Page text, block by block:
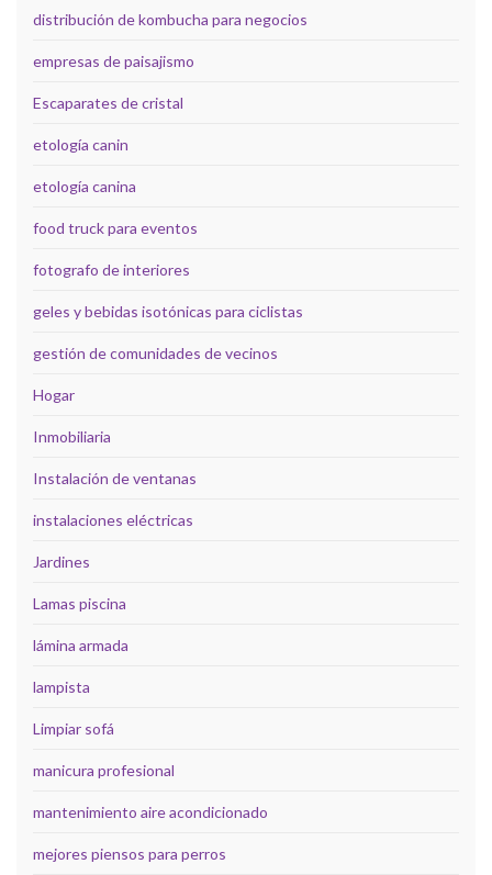
distribución de kombucha para negocios
empresas de paisajismo
Escaparates de cristal
etología canin
etología canina
food truck para eventos
fotografo de interiores
geles y bebidas isotónicas para ciclistas
gestión de comunidades de vecinos
Hogar
Inmobiliaria
Instalación de ventanas
instalaciones eléctricas
Jardines
Lamas piscina
lámina armada
lampista
Limpiar sofá
manicura profesional
mantenimiento aire acondicionado
mejores piensos para perros